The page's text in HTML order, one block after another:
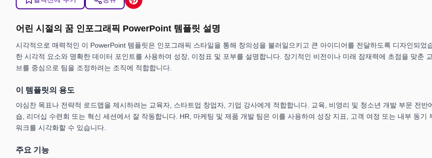
어린 시절의 꿈 인포그래픽 PowerPoint 템플릿 설명
시각적으로 매력적인 이 PowerPoint 템플릿은 인포그래픽 스타일을 통해 창의성을 불러일으키고 큰 아이디어를 전달하도록 디자인되었
한 시각적 요소와 명확한 데이터 포인트를 사용하여 성장, 이정표 및 포부를 설명합니다. 장기적인 비전이나 미래 잠재력에 초점을 맞춘
브를 중심으로 팀을 조정하려는 조직에 적합합니다.
이 템플릿의 용도
야심찬 목표나 전략적 로드맵을 제시하려는 교육자, 스타트업 창업자, 기업 강사에게 적합합니다. 교육, 비영리 및 청소년 개발 부문 전반
숍, 리더십 수련회 또는 혁신 세션에서 잘 작동합니다. HR, 마케팅 및 제품 개발 팀은 이를 사용하여 성장 지표, 고객 여정 또는 내부 동기
워크를 시각화할 수 있습니다.
주요 기능